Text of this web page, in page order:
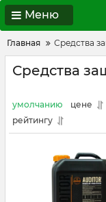
Меню
Главная Средства
Средства
умолчанию цене
рейтингу